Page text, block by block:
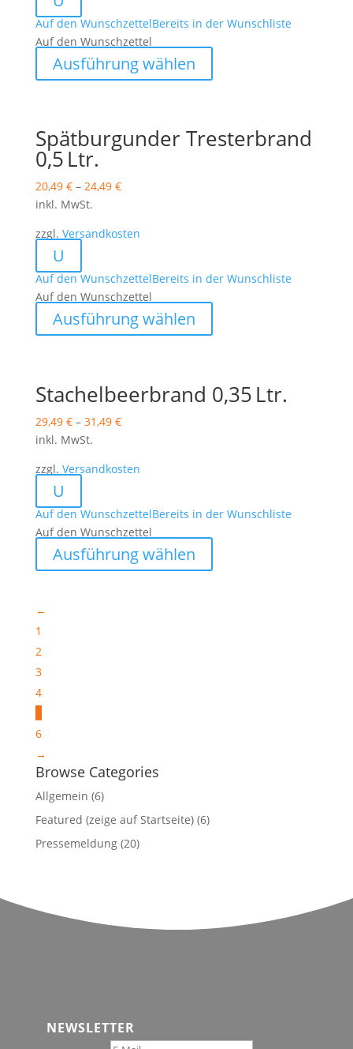
gewählt
Auf den WunschzettelBereits in der Wunschliste
Auf den Wunschzettel
Ausführung wählen
Produkt
Varianten
auf.
gewählt
Spätburgunder Tresterbrand
0,5 Ltr.
20,49 €– 24,49 €
inkl. MwSt.
zzgl. Versandkosten
U
Auf den WunschzettelBereits in der Wunschliste
Auf den Wunschzettel
Ausführung wählen
Produkt
Varianten
auf.
Produktseite
Stachelbeerbrand 0,35 Ltr.
29,49 €– 31,49 €
inkl. MwSt.
zzgl. Versandkosten
U
Auf den WunschzettelBereits in der Wunschliste
Auf den Wunschzettel
Ausführung wählen
Produkt
←
1
2
3
4
6
→
Browse Categories
Allgemein (6)
Featured (zeige auf Startseite)(6)
Pressemeldung(20)
NEWSLETTER